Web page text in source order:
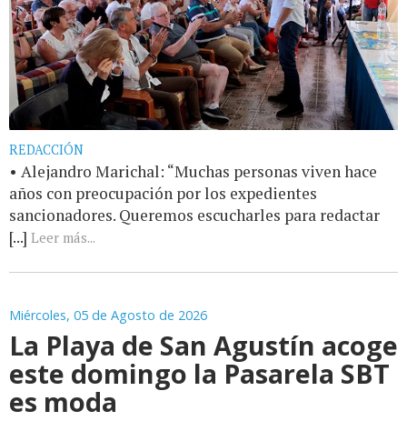
REDACCIÓN
• Alejandro Marichal: “Muchas personas viven hace
años con preocupación por los expedientes
sancionadores. Queremos escucharles para redactar
[...] Leer más...
Miércoles, 05 de Agosto de 2026
La Playa de San Agustín acoge
este domingo la Pasarela SBT
es moda